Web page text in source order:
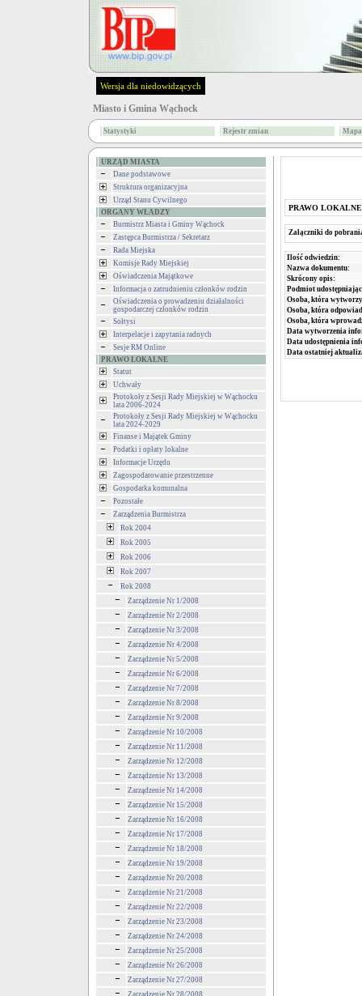
Wersja dla niedowidzących
Miasto i Gmina Wąchock
Statystyki Rejestr zmian
URZĄD MIASTA
Dane podstawowe
Struktura organizacyjna
Urząd Stanu Cywilnego
ORGANY WŁADZY
Burmistrz Miasta i Gminy Wąchock
Zastępca Burmistrza / Sekretarz
Rada Miejska
Komisje Rady Miejskiej
Oświadczenia Majątkowe
Informacja o zatrudnieniu członków rodzin
Oświadczenia o prowadzeniu działalności
gospodarczej członków rodzin
Sołtysi
Interpelacje i zapytania radnych
Sesje RM Online
PRAWO LOKALNE
Statut
Uchwały
Protokoły z Sesji Rady Miejskiej w Wąchocku
lata 2006-2024
Protokoły z Sesji Rady Miejskiej w Wąchocku
lata 2024-2029
Finanse i Majątek Gminy
Podatki i opłaty lokalne
Informacje Urzędu
Zagospodarowanie przestrzenne
Gospodarka komunalna
Pozostałe
Zarządzenia Burmistrza
Rok 2004
Rok 2005
Rok 2006
Rok 2007
Rok 2008
Zarządzenie Nr 1/2008
Zarządzenie Nr 2/2008
Zarządzenie Nr 3/2008
Zarządzenie Nr 4/2008
Zarządzenie Nr 5/2008
Zarządzenie Nr 6/2008
Zarządzenie Nr 7/2008
Zarządzenie Nr 8/2008
Zarządzenie Nr 9/2008
Zarządzenie Nr 10/2008
Zarządzenie Nr 11/2008
Zarządzenie Nr 12/2008
Zarządzenie Nr 13/2008
Zarządzenie Nr 14/2008
Zarządzenie Nr 15/2008
Zarządzenie Nr 16/2008
Zarządzenie Nr 17/2008
Zarządzenie Nr 18/2008
Zarządzenie Nr 19/2008
Zarządzenie Nr 20/2008
Zarządzenie Nr 21/2008
Zarządzenie Nr 22/2008
Zarządzenie Nr 23/2008
Zarządzenie Nr 24/2008
Zarządzenie Nr 25/2008
Zarządzenie Nr 26/2008
Zarządzenie Nr 27/2008
Zarządzenie Nr 28/2008
PRAWO LOKALNE
Załączniki do
Ilość odwiedzin:
Nazwa dokumentu:
Skrócony opis:
Podmiot
Osoba, która
Osoba, która
Osoba, która
Data wytworzenia
Data udostępnienia
Data ostatniej